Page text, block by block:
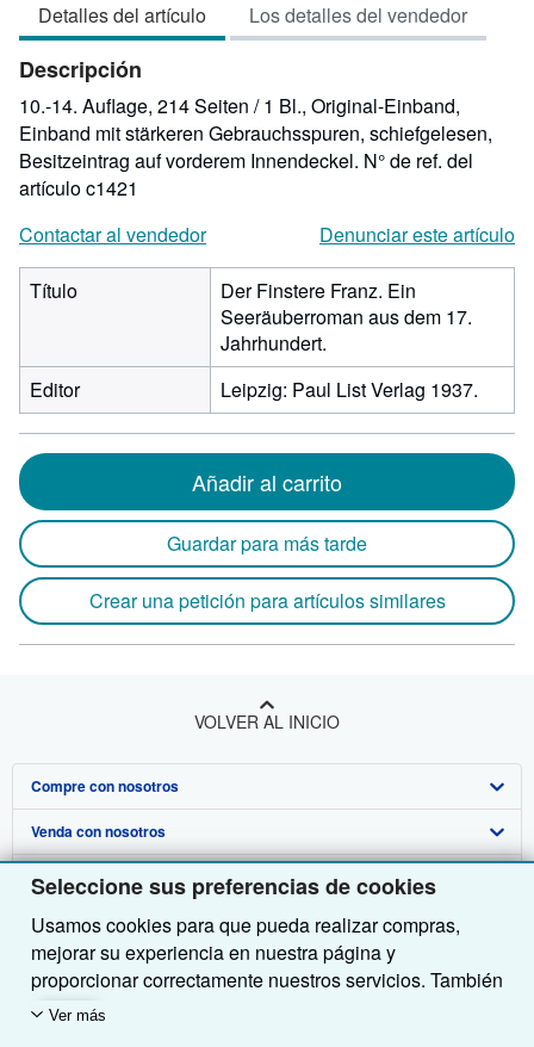
Seleccione sus preferencias de cookies
Usamos cookies para que pueda realizar compras,
mejorar su experiencia en nuestra página y
proporcionar correctamente nuestros servicios. También
utilizamos cookies para comprender el modo en que los
Ver más
5
de
estrellas
Detalles del artículo Los detalles del vendedor
Descripción
10.-14. Auflage, 214 Seiten / 1 Bl., Original-Einband,
Einband mit stärkeren Gebrauchsspuren, schiefgelesen,
Besitzeintrag auf vorderem Innendeckel. N° de ref. del
artículo c1421
Contactar al vendedor
Denunciar este artículo
Título
Der Finstere Franz. Ein
Seeräuberroman aus dem 17.
Jahrhundert.
Editor
Leipzig: Paul List Verlag 1937.
Añadir al carrito
Guardar para más tarde
Crear una petición para artículos similares
VOLVER AL INICIO
Compre con nosotros
Búsqueda avanzada
Colecciones
Mi cuenta
Mis pedidos
Ver carrito
Venda con nosotros
Comenzar a vender
Únase a nuestro programa de afiliados
Recomiende un vendedor
Sobre nosotros
Sobre IberLibro
Medios
Empleo
Obtener Ayuda
Preguntas frecuentes y guías
Atención al Cliente
Otras compañías de AbeBooks
AbeBooks.com
Siga a IberLibro